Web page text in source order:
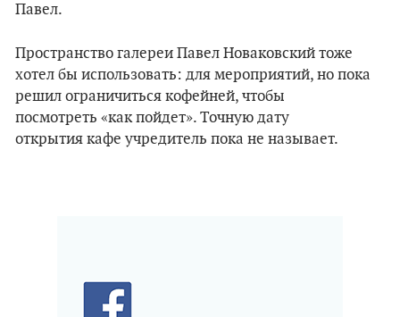
Павел.
Пространство галереи Павел Новаковский тоже
хотел бы использовать: для мероприятий, но пока
решил ограничиться кофейней, чтобы
посмотреть «как пойдет». Точную дату
открытия кафе учредитель пока не называет.